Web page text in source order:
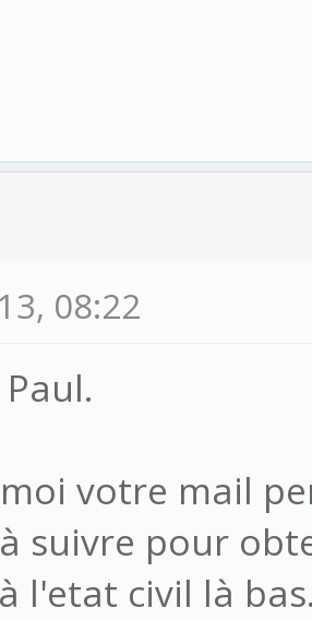
08:22
votre mail
suivre pour
l'etat civil là